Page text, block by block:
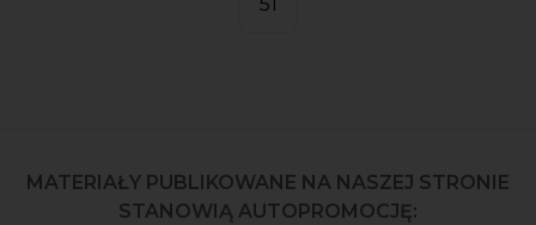
MATERIAŁY PUBLIKOWANE NA NASZEJ STRONIE
STANOWIĄ AUTOPROMOCJĘ: